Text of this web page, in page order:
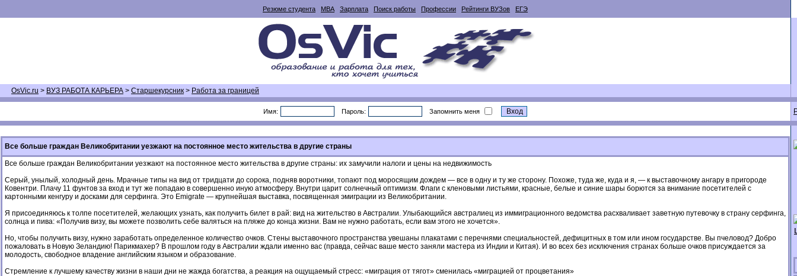
Резюме студента MBA Зарплата Поиск работы Профессии Рейтинги ВУЗов ЕГЭ
OsVic.ru > ВУЗ РАБОТА КАРЬЕРА > Старшекурсник > Работа за границей
Имя: Пароль: Запомнить меня
Все больше граждан Великобритании уезжают на постоянное место жительства в другие страны
Все больше граждан Великобритании уезжают на постоянное место жительства в другие страны: их замучили налоги и цены на недвижимость
Серый, унылый, холодный день. Мрачные типы на вид от тридцати до сорока, подняв воротники, топают под моросящим дождем — все в одну и ту же сторону. Похоже, туда же, куда и я, — к выставочному ангару в пригороде
Ковентри. Плачу 11 фунтов за вход и тут же попадаю в совершенно иную атмосферу. Внутри царит солнечный оптимизм. Флаги с кленовыми листьями, красные, белые и синие шары борются за внимание посетителей с
картонными кенгуру и досками для серфинга. Это Emigrate — крупнейшая выставка, посвященная эмиграции из Великобритании.
Я присоединяюсь к толпе посетителей, желающих узнать, как получить билет в рай: вид на жительство в Австралии. Улыбающийся австралиец из иммиграционного ведомства расхваливает заветную путевочку в страну серфинга,
солнца и пива: «Получив визу, вы можете позволить себе валяться на пляже до конца жизни. Вам не нужно работать, если вам этого не хочется».
Но, чтобы получить визу, нужно заработать определенное количество очков. Стены выставочного пространства увешаны плакатами с перечнями специальностей, дефицитных в том или ином государстве. Вы пчеловод? Добро
пожаловать в Новую Зеландию! Парикмахер? В прошлом году в Австралии ждали именно вас (правда, сейчас ваше место заняли мастера из Индии и Китая). И во всех без исключения странах больше очков присуждается за
молодость, свободное владение английским языком и образование.
Стремление к лучшему качеству жизни в наши дни не жажда богатства, а реакция на ощущаемый стресс: «миграция от тягот» сменилась «миграцией от процветания»